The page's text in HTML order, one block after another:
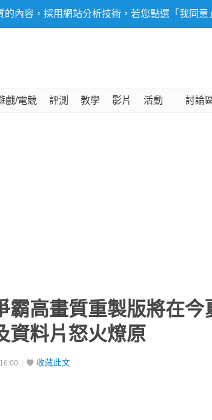
的內容，採用網站分析技術，若您點選「我同
戲/電競 評測 教學 影片 活動 討論
霸高畫質重製版將在
資料片怒火燎原
收藏此文